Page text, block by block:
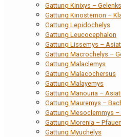
Gattung Kinixys –
Gattung Kinosternon –
Gattung Lepidochelys
Gattung Leucocephalon
Gattung Lissemys –
Gattung Macrochelys –
Gattung Malaclemys
Gattung Malacochersus
Gattung Malayemys
Gattung Manouria –
Gattung Mauremys –
Gattung Mesoclemmys
Gattung Morenia –
Gattung Myuchelys